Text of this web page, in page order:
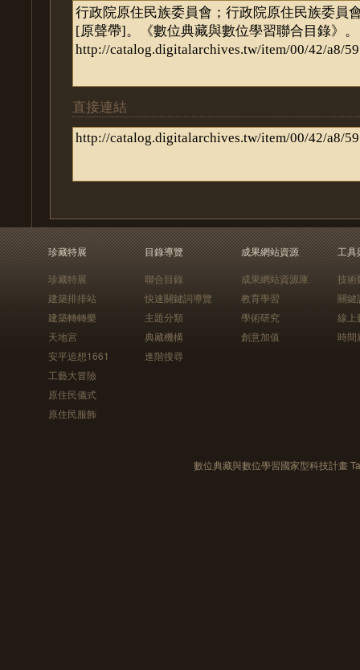
直接連結
珍藏特展
珍藏特展
建築排排站
建築轉轉樂
天地宮
安平追想1661
工藝大冒險
原住民儀式
原住民服飾
目錄導覽
聯合目錄
快速關鍵詞導覽
主題分類
典藏機構
進階搜尋
成果網站資源
成果網站資源庫
教育學習
學術研究
創意加值
工具
技術
關鍵
線上
時間
數位典藏與數位學習國家型科技計畫